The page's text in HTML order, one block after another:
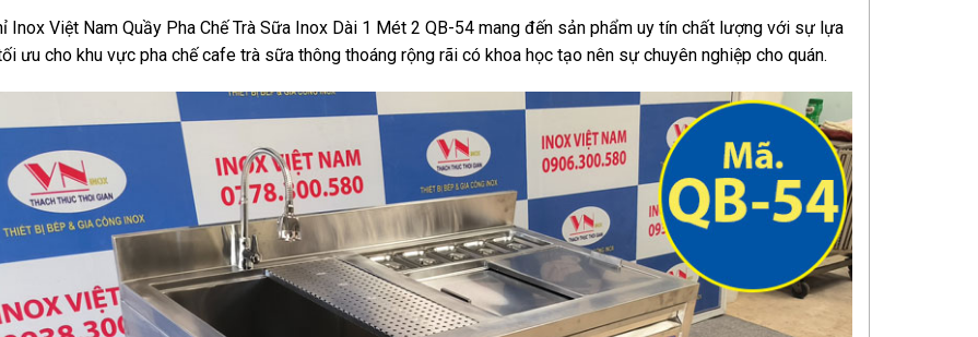
Inox Việt Nam Quầy Pha Chế Trà Sữa Inox Dài 1 Mét 2 QB-54 mang đến sản phẩm uy tín chất lượng với sự lựa
ưu cho khu vực pha chế cafe trà sữa thông thoáng rộng rãi có khoa học tạo nên sự chuyên nghiệp cho quán.